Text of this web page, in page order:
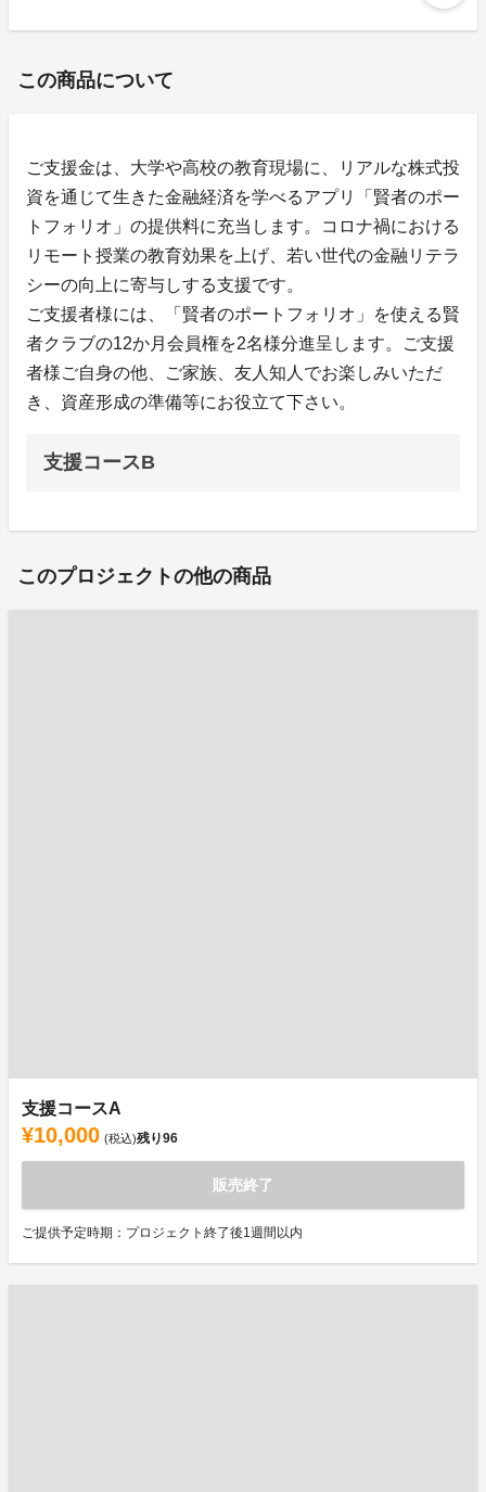
この商品について
ご支援金は、大学や高校の教育現場に、リアルな株式投
資を通じて生きた金融経済を学べるアプリ「賢者のポー
トフォリオ」の提供料に充当します。コロナ禍における
リモート授業の教育効果を上げ、若い世代の金融リテラ
シーの向上に寄与しする支援です。
ご支援者様には、「賢者のポートフォリオ」を使える賢
者クラブの12か月会員権を2名様分進呈します。ご支援
者様ご自身の他、ご家族、友人知人でお楽しみいただ
き、資産形成の準備等にお役立て下さい。
支援コースB
このプロジェクトの他の商品
支援コースA
¥10,000 (税込)残り96
販売終了
ご提供予定時期：プロジェクト終了後1週間以内